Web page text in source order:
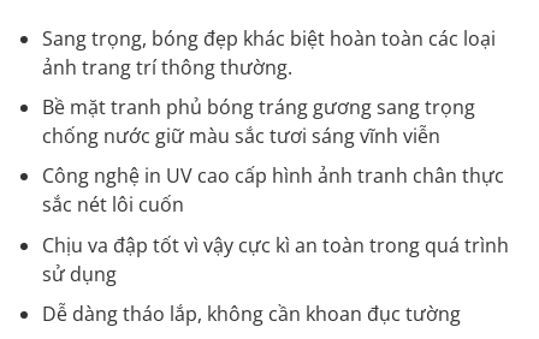
Sang trọng, bóng đẹp khác biệt hoàn toàn các loại
ảnh trang trí thông thường.
Bề mặt tranh phủ bóng tráng gương sang trọng
chống nước giữ màu sắc tươi sáng vĩnh viễn
Công nghệ in UV cao cấp hình ảnh tranh chân thực
sắc nét lôi cuốn
Chịu va đập tốt vì vậy cực kì an toàn trong quá trình
sử dụng
Dễ dàng tháo lắp, không cần khoan đục tường